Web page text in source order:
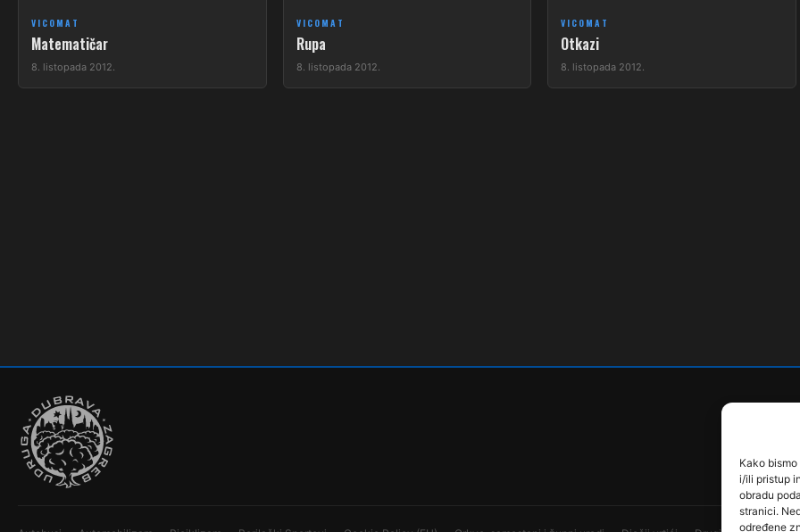
Kako
i/ili pristup
obradu
stranici.
određene
VICOMAT
Matematičar
8. listopada 2012.
VICOMAT
Rupa
8. listopada 2012.
VICOMAT
Otkazi
8. listopada 2012.